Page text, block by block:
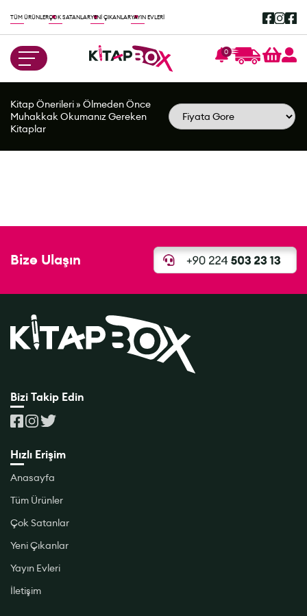
TÜM ÜRÜNLERÇOK SATANLARYENİ ÇIKANLARYAYIN EVLERİ
0
Kitap Önerileri» Ölmeden Önce
Muhakkak Okumanız Gereken
Kitaplar
Bize Ulaşın
Bizi Takip Edin
Hızlı Erişim
Anasayfa
Tüm Ürünler
Çok Satanlar
Yeni Çıkanlar
Yayın Evleri
İletişim